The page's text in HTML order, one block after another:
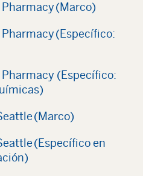
(Marco)
(Específico:
(Específico:
(Marco)
(Específico en